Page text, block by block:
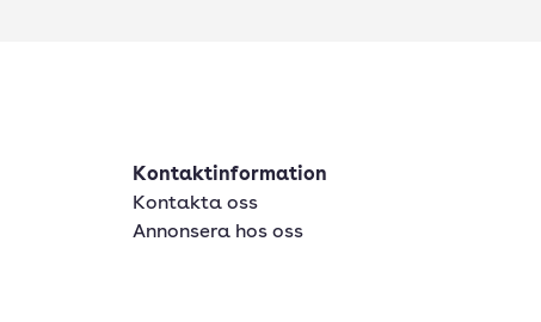
Kontaktinformation
Kontakta oss
Annonsera hos oss